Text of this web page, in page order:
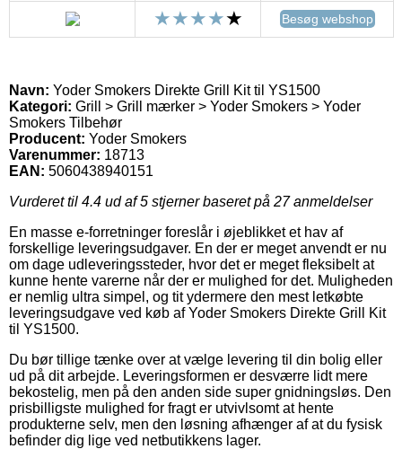
Besøg webshop
Navn: Yoder Smokers Direkte Grill Kit til YS1500
Kategori: Grill > Grill mærker > Yoder Smokers > Yoder
Smokers Tilbehør
Producent: Yoder Smokers
Varenummer: 18713
EAN: 5060438940151
Vurderet til 4.4 ud af 5 stjerner baseret på 27anmeldelser
En masse e-forretninger foreslår i øjeblikket et hav af
forskellige leveringsudgaver. En der er meget anvendt er nu
om dage udleveringssteder, hvor det er meget fleksibelt at
kunne hente varerne når der er mulighed for det. Muligheden
er nemlig ultra simpel, og tit ydermere den mest letkøbte
leveringsudgave ved køb af Yoder Smokers Direkte Grill Kit
til YS1500.
Du bør tillige tænke over at vælge levering til din bolig eller
ud på dit arbejde. Leveringsformen er desværre lidt mere
bekostelig, men på den anden side super gnidningsløs. Den
prisbilligste mulighed for fragt er utvivlsomt at hente
produkterne selv, men den løsning afhænger af at du fysisk
befinder dig lige ved netbutikkens lager.